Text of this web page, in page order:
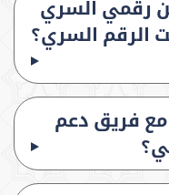
رقمي السري
الرقم السري؟
فريق دعم